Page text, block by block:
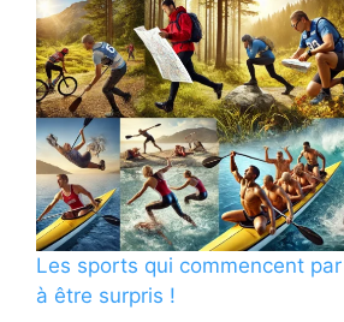
Les sports qui commencent
à être surpris !